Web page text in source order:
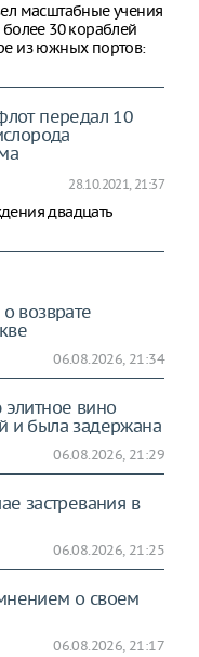
масштабные учения
30 кораблей
из южных портов:
передал 10
28.10.2021, 21:37
двадцать
возврате
06.08.2026, 21:34
элитное вино
и была задержана
06.08.2026, 21:29
застревания в
06.08.2026, 21:25
о своем
06.08.2026, 21:17